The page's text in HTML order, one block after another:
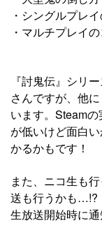
・シングルプレ
・マルチプレイ
『討鬼伝』シリ
さんですが、他
います。Steam
が低いけど面白
かるかもです！
また、ニコ生も
送も行うかも…!?
生放送開始時に